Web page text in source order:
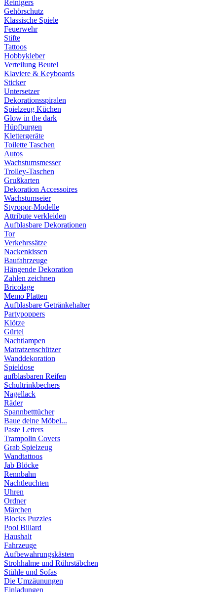
Reinigers
Gehörschutz
Klassische Spiele
Feuerwehr
Stifte
Tattoos
Hobbykleber
Verteilung Beutel
Klaviere & Keyboards
Sticker
Untersetzer
Dekorationsspiralen
Spielzeug Küchen
Glow in the dark
Hüpfburgen
Klettergeräte
Toilette Taschen
Autos
Wachstumsmesser
Trolley-Taschen
Grußkarten
Dekoration Accessoires
Wachstumseier
Styropor-Modelle
Attribute verkleiden
Aufblasbare Dekorationen
Tor
Verkehrssätze
Nackenkissen
Baufahrzeuge
Hängende Dekoration
Zahlen zeichnen
Bricolage
Memo Platten
Aufblasbare Getränkehalter
Partypoppers
Klötze
Gürtel
Nachtlampen
Matratzenschützer
Wanddekoration
Spieldose
aufblasbaren Reifen
Schultrinkbechers
Nagellack
Räder
Spannbetttücher
Baue deine Möbel...
Paste Letters
Trampolin Covers
Grab Spielzeug
Wandtattoos
Jab Blöcke
Rennbahn
Nachtleuchten
Uhren
Ordner
Märchen
Blocks Puzzles
Pool Billard
Haushalt
Fahrzeuge
Aufbewahrungskästen
Strohhalme und Rührstäbchen
Stühle und Sofas
Die Umzäunungen
Einladungen